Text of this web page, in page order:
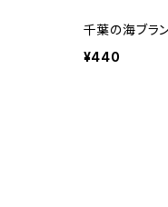
千葉の海ブラ
¥440